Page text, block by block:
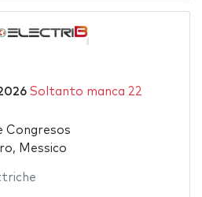
Soltanto manca 22
Congresos
Messico